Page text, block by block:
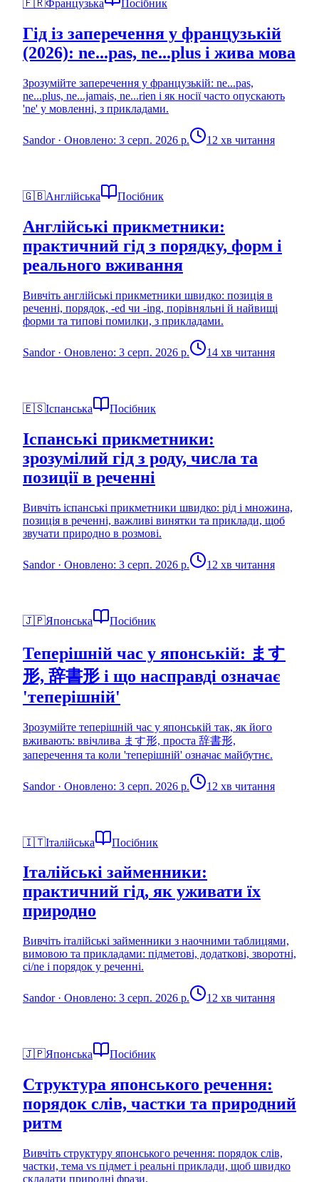
🇫🇷Французька Посібник
Гід із заперечення у французькій
(2026): ne...pas, ne...plus і жива мова
Зрозумійте заперечення у французькій: ne...pas,
ne...plus, ne...jamais, ne...rien і як носії часто опускають
'ne' у мовленні, з прикладами.
Sandor· Оновлено: 3 серп. 2026 р. 12 хв читання
🇬🇧Англійська Посібник
Англійські прикметники:
практичний гід з порядку, форм і
реального вживання
Вивчіть англійські прикметники швидко: позиція в
реченні, порядок, -ed чи -ing, порівняльні й найвищі
форми та типові помилки, з прикладами.
Sandor· Оновлено: 3 серп. 2026 р. 14 хв читання
🇪🇸Іспанська Посібник
Іспанські прикметники:
зрозумілий гід з роду, числа та
позиції в реченні
Вивчіть іспанські прикметники швидко: рід і множина,
позиція в реченні, важливі винятки та приклади, щоб
звучати природно в розмові.
Sandor· Оновлено: 3 серп. 2026 р. 12 хв читання
🇯🇵Японська Посібник
Теперішній час у японській: ます
形, 辞書形 і що насправді означає
'теперішній'
Зрозумійте теперішній час у японській так, як його
вживають: ввічлива ます形, проста 辞書形,
заперечення та коли 'теперішній' означає майбутнє.
Sandor· Оновлено: 3 серп. 2026 р. 12 хв читання
🇮🇹Італійська Посібник
Італійські займенники:
практичний гід, як уживати їх
природно
Вивчіть італійські займенники з наочними таблицями,
вимовою та прикладами: підметові, додаткові, зворотні,
ci/ne і порядок у реченні.
Sandor· Оновлено: 3 серп. 2026 р. 12 хв читання
🇯🇵Японська Посібник
Структура японського речення:
порядок слів, частки та природний
ритм
Вивчіть структуру японського речення: порядок слів,
частки, тема vs підмет і реальні приклади, щоб швидко
складати природні фрази.